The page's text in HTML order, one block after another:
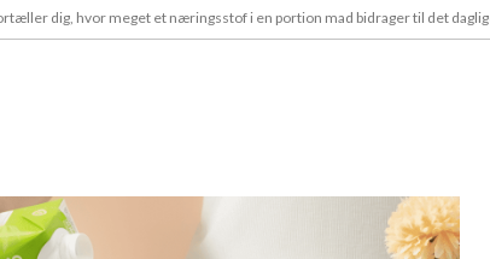
dig, hvor meget et næringsstof i en portion mad bidrager til det